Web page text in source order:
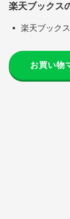
楽天ブックス
楽天ブック
お買い物